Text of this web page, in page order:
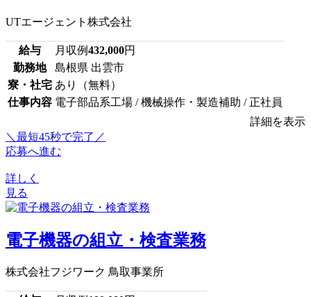
UTエージェント株式会社
給与 月収例432,000円
勤務地
島根県 出雲市
寮・社宅 あり（無料）
仕事内容 電子部品系工場 / 機械操作・製造補助 / 正社員
詳細を表示
＼最短45秒で完了／
応募へ進む
詳しく
見る
電子機器の組立・検査業務
株式会社フジワーク 鳥取事業所